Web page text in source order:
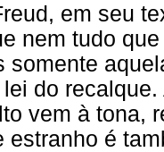
em seu
nem tudo
somente
do
vem à tona,
estranho é